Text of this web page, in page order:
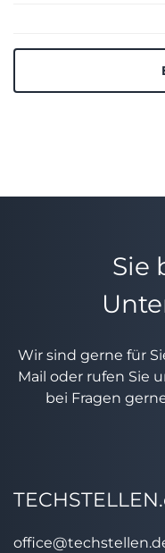
Sie
Wir sind gerne für
Mail oder rufen Sie
bei Fragen